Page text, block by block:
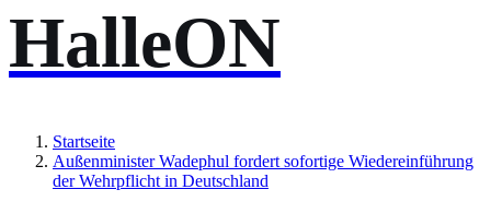
HalleON
Startseite
Außenminister Wadephul fordert sofortige Wiedereinführung
der Wehrpflicht in Deutschland